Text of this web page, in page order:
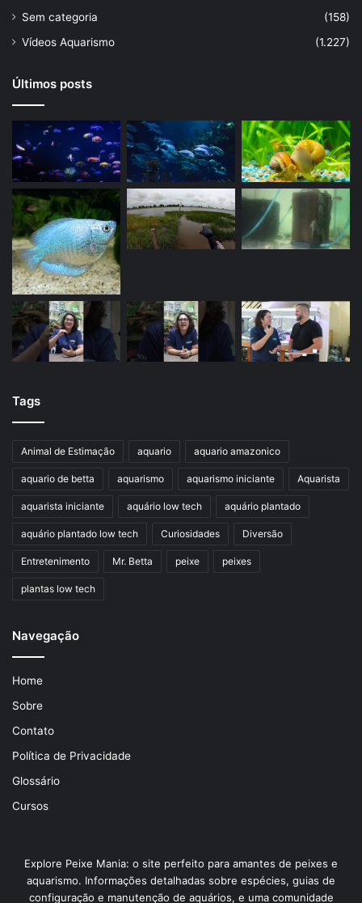
Sem categoria
(158)
Vídeos Aquarismo
(1.227)
Últimos posts
Tags
Animal de Estimação aquario aquario amazonico
aquario de betta aquarismo aquarismo iniciante Aquarista
aquarista iniciante aquário low tech aquário plantado
aquário plantado low tech Curiosidades Diversão
Entretenimento Mr. Betta peixe peixes
plantas low tech
Navegação
Home
Sobre
Contato
Política de Privacidade
Glossário
Cursos
Explore Peixe Mania: o site perfeito para amantes de peixes e
aquarismo. Informações detalhadas sobre espécies, guias de
configuração e manutenção de aquários, e uma comunidade